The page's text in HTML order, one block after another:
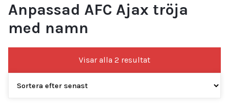
Anpassad AFC Ajax tröja
med namn
Visar alla 2 resultatSortera
efter